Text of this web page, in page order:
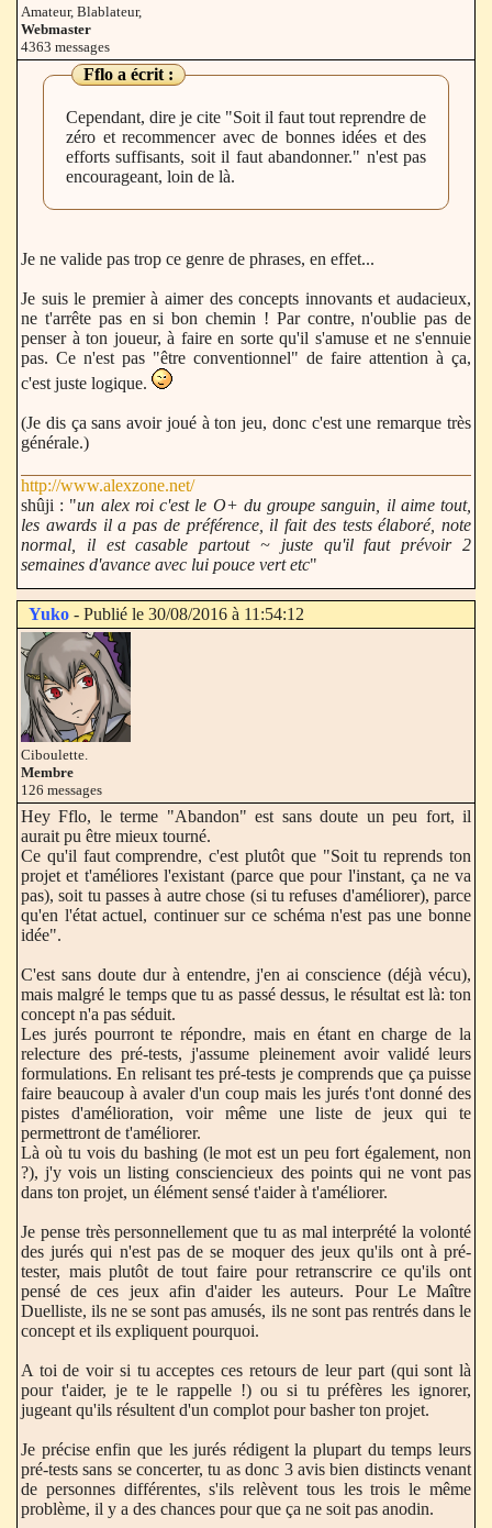
Amateur, Blablateur,
Webmaster
4363 messages
Fflo a écrit :
Cependant, dire je cite "Soit il faut tout reprendre de
zéro et recommencer avec de bonnes idées et des
efforts suffisants, soit il faut abandonner." n'est pas
encourageant, loin de là.
Je ne valide pas trop ce genre de phrases, en effet...
Je suis le premier à aimer des concepts innovants et audacieux,
ne t'arrête pas en si bon chemin ! Par contre, n'oublie pas de
penser à ton joueur, à faire en sorte qu'il s'amuse et ne s'ennuie
pas. Ce n'est pas "être conventionnel" de faire attention à ça,
c'est juste logique.
(Je dis ça sans avoir joué à ton jeu, donc c'est une remarque très
générale.)
http://www.alexzone.net/
shûji : "un alex roi c'est le O+ du groupe sanguin, il aime tout,
les awards il a pas de préférence, il fait des tests élaboré, note
normal, il est casable partout ~ juste qu'il faut prévoir 2
semaines d'avance avec lui pouce vert etc"
Yuko - Publié le 30/08/2016 à 11:54:12
Ciboulette.
Membre
126 messages
Hey Fflo, le terme "Abandon" est sans doute un peu fort, il
aurait pu être mieux tourné.
Ce qu'il faut comprendre, c'est plutôt que "Soit tu reprends ton
projet et t'améliores l'existant (parce que pour l'instant, ça ne va
pas), soit tu passes à autre chose (si tu refuses d'améliorer), parce
qu'en l'état actuel, continuer sur ce schéma n'est pas une bonne
idée".
C'est sans doute dur à entendre, j'en ai conscience (déjà vécu),
mais malgré le temps que tu as passé dessus, le résultat est là: ton
concept n'a pas séduit.
Les jurés pourront te répondre, mais en étant en charge de la
relecture des pré-tests, j'assume pleinement avoir validé leurs
formulations. En relisant tes pré-tests je comprends que ça puisse
faire beaucoup à avaler d'un coup mais les jurés t'ont donné des
pistes d'amélioration, voir même une liste de jeux qui te
permettront de t'améliorer.
Là où tu vois du bashing (le mot est un peu fort également, non
?), j'y vois un listing consciencieux des points qui ne vont pas
dans ton projet, un élément sensé t'aider à t'améliorer.
Je pense très personnellement que tu as mal interprété la volonté
des jurés qui n'est pas de se moquer des jeux qu'ils ont à pré-
tester, mais plutôt de tout faire pour retranscrire ce qu'ils ont
pensé de ces jeux afin d'aider les auteurs. Pour Le Maître
Duelliste, ils ne se sont pas amusés, ils ne sont pas rentrés dans le
concept et ils expliquent pourquoi.
A toi de voir si tu acceptes ces retours de leur part (qui sont là
pour t'aider, je te le rappelle !) ou si tu préfères les ignorer,
jugeant qu'ils résultent d'un complot pour basher ton projet.
Je précise enfin que les jurés rédigent la plupart du temps leurs
pré-tests sans se concerter, tu as donc 3 avis bien distincts venant
de personnes différentes, s'ils relèvent tous les trois le même
problème, il y a des chances pour que ça ne soit pas anodin.